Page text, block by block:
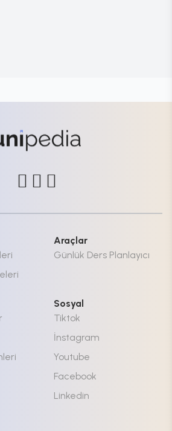
Araçlar
Günlük Ders Planlayıcı
Sosyal
Tiktok
İnstagram
Youtube
Facebook
Linkedin